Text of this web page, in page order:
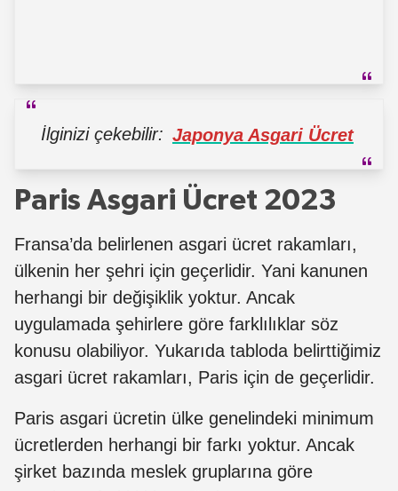
İlginizi çekebilir: Japonya Asgari Ücret
Paris Asgari Ücret 2023
Fransa’da belirlenen asgari ücret rakamları,
ülkenin her şehri için geçerlidir. Yani kanunen
herhangi bir değişiklik yoktur. Ancak
uygulamada şehirlere göre farklılıklar söz
konusu olabiliyor. Yukarıda tabloda belirttiğimiz
asgari ücret rakamları, Paris için de geçerlidir.
Paris asgari ücretin ülke genelindeki minimum
ücretlerden herhangi bir farkı yoktur. Ancak
şirket bazında meslek gruplarına göre